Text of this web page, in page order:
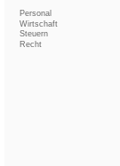
Personal
Wirtschaft
Steuern
Recht